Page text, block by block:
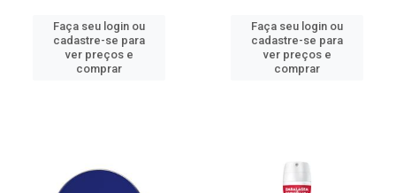
Faça seu login ou
cadastre-se para
ver preços e
comprar
Faça seu login ou
cadastre-se para
ver preços e
comprar